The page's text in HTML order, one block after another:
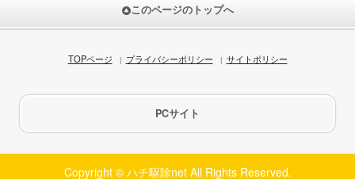
このページのトップへ
TOPページ プライバシーポリシー サイトポリシー
PCサイト
Copyright © ハチ駆除net All Rights Reserved.